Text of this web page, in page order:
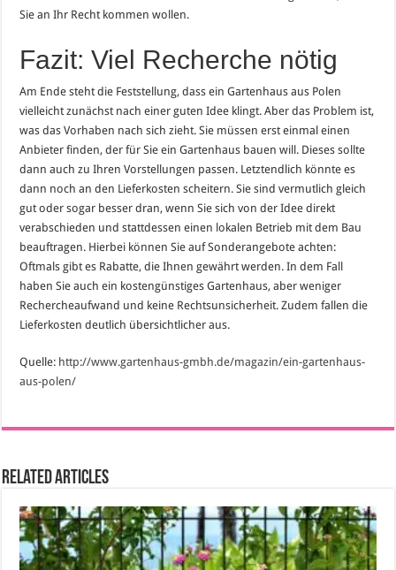
Sie an Ihr Recht kommen wollen.
Fazit: Viel Recherche nötig
Am Ende steht die Feststellung, dass ein Gartenhaus aus Polen
vielleicht zunächst nach einer guten Idee klingt. Aber das Problem ist,
was das Vorhaben nach sich zieht. Sie müssen erst einmal einen
Anbieter finden, der für Sie ein Gartenhaus bauen will. Dieses sollte
dann auch zu Ihren Vorstellungen passen. Letztendlich könnte es
dann noch an den Lieferkosten scheitern. Sie sind vermutlich gleich
gut oder sogar besser dran, wenn Sie sich von der Idee direkt
verabschieden und stattdessen einen lokalen Betrieb mit dem Bau
beauftragen. Hierbei können Sie auf Sonderangebote achten:
Oftmals gibt es Rabatte, die Ihnen gewährt werden. In dem Fall
haben Sie auch ein kostengünstiges Gartenhaus, aber weniger
Rechercheaufwand und keine Rechtsunsicherheit. Zudem fallen die
Lieferkosten deutlich übersichtlicher aus.
Quelle: http://www.gartenhaus-gmbh.de/magazin/ein-gartenhaus-
aus-polen/
Related Articles